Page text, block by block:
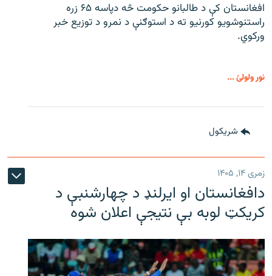
افغانستان کې د طالبانو حکومت څه دپاسه ۶۵ زره
راستنوشویو کورنیو ته د استوګنې د نمرو د توزیع خبر
ورکوي.
نور ولولئ ...
شريکول
زمری ۱۴, ۱۴۰۵
دافغانستان او ایرلنډ د چهارشنبې د
کریکټ لوبه بې نتیجې اعلان شوه